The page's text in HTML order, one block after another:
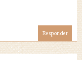
Responder